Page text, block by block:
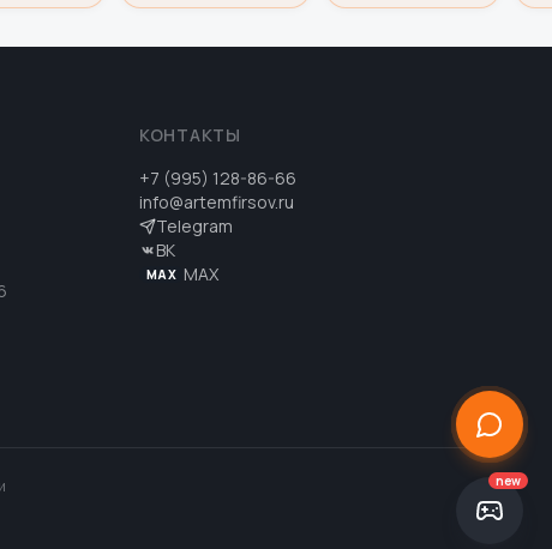
КОНТАКТЫ
+7 (995) 128-86-66
info@artemfirsov.ru
Telegram
ВК
MAX MAX
new